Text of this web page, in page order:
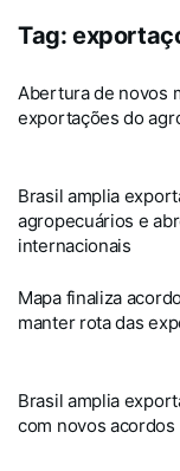
Tag:
Abertura de novos
exportações do
Brasil amplia
agropecuários e
internacionais
Mapa finaliza
manter rota das
Brasil amplia
com novos acordos